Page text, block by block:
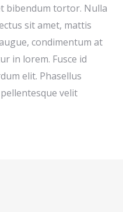
bibendum tortor. Nulla
sit amet, mattis
condimentum at
in lorem. Fusce id
elit. Phasellus
velit